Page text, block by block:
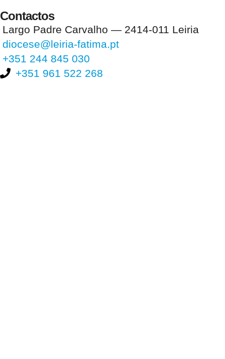
Contactos
Largo Padre Carvalho — 2414-011 Leiria
diocese@leiria-fatima.pt
+351 244 845 030
+351 961 522 268